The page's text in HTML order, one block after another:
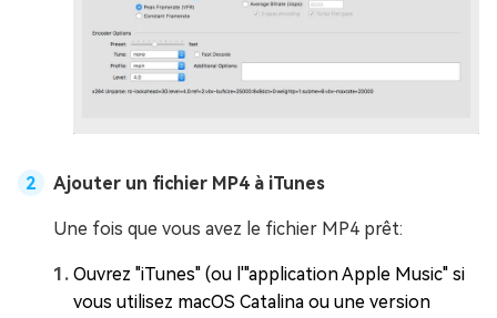
Ajouter un fichier MP4 à iTunes
Une fois que vous avez le fichier MP4 prêt:
Ouvrez "iTunes" (ou l'"application Apple Music" si
vous utilisez macOS Catalina ou une version